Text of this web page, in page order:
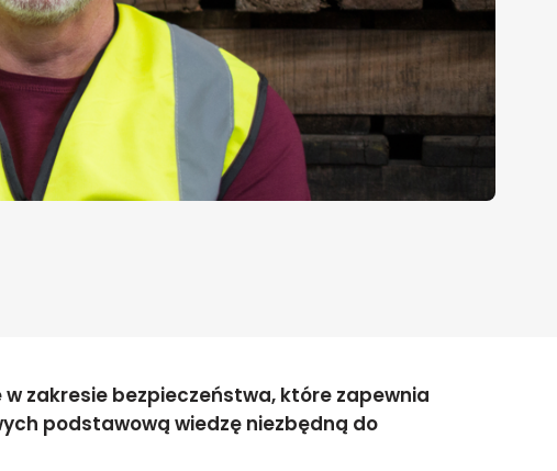
zakresie bezpieczeństwa, które zapewnia
podstawową wiedzę niezbędną do